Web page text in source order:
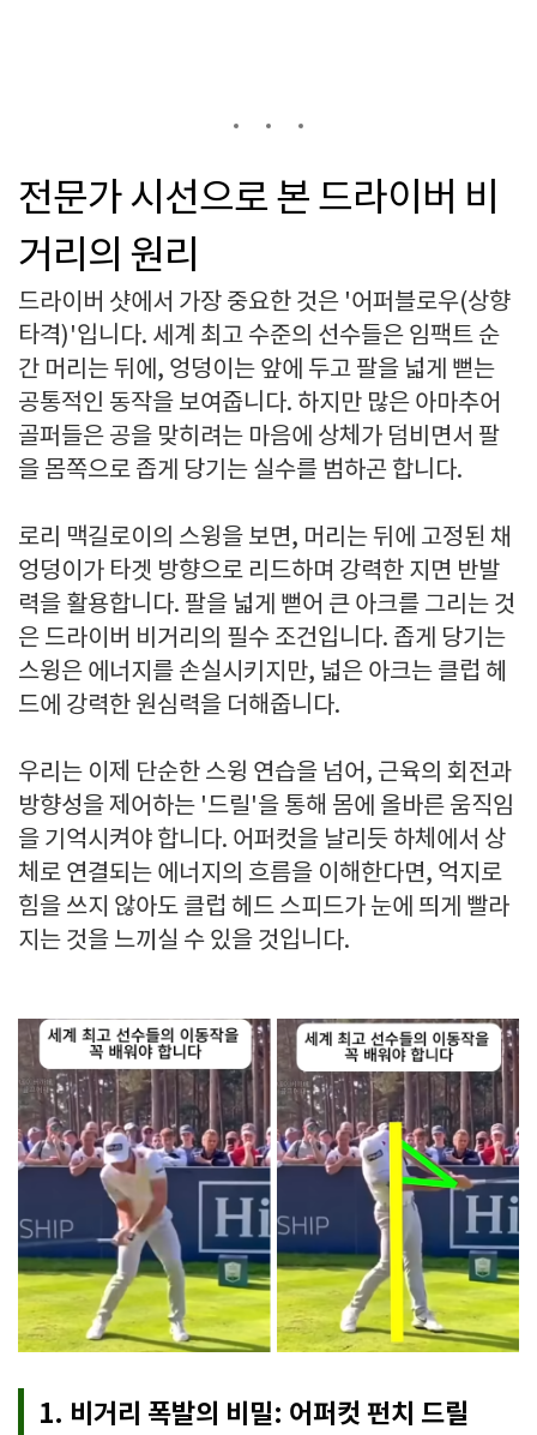
전문가 시선으로 본 드라이버 비
거리의 원리
드라이버 샷에서 가장 중요한 것은 '어퍼블로우(상향
타격)'입니다. 세계 최고 수준의 선수들은 임팩트 순
간 머리는 뒤에, 엉덩이는 앞에 두고 팔을 넓게 뻗는
공통적인 동작을 보여줍니다. 하지만 많은 아마추어
골퍼들은 공을 맞히려는 마음에 상체가 덤비면서 팔
을 몸쪽으로 좁게 당기는 실수를 범하곤 합니다.
로리 맥길로이의 스윙을 보면, 머리는 뒤에 고정된 채
엉덩이가 타겟 방향으로 리드하며 강력한 지면 반발
력을 활용합니다. 팔을 넓게 뻗어 큰 아크를 그리는 것
은 드라이버 비거리의 필수 조건입니다. 좁게 당기는
스윙은 에너지를 손실시키지만, 넓은 아크는 클럽 헤
드에 강력한 원심력을 더해줍니다.
우리는 이제 단순한 스윙 연습을 넘어, 근육의 회전과
방향성을 제어하는 '드릴'을 통해 몸에 올바른 움직임
을 기억시켜야 합니다. 어퍼컷을 날리듯 하체에서 상
체로 연결되는 에너지의 흐름을 이해한다면, 억지로
힘을 쓰지 않아도 클럽 헤드 스피드가 눈에 띄게 빨라
지는 것을 느끼실 수 있을 것입니다.
1. 비거리 폭발의 비밀: 어퍼컷 펀치 드릴